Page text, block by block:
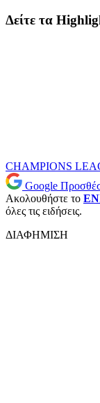
Δείτε τα
CHAMPIONS
Google
Ακολουθήστε το
όλες τις ειδήσεις.
ΔΙΑΦΗΜΙΣΗ